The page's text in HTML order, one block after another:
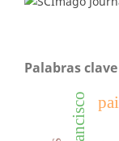
Palabras clave